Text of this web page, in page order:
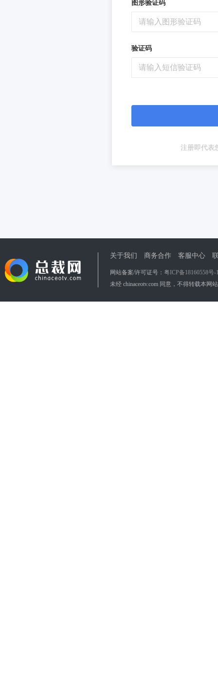
图形验证码
验证码
注册即代表
关于我们 商务合作 客服中心
网站备案/许可证号： 粤ICP备18160558号-
未经 chinaceotv.com 同意，不得转载本